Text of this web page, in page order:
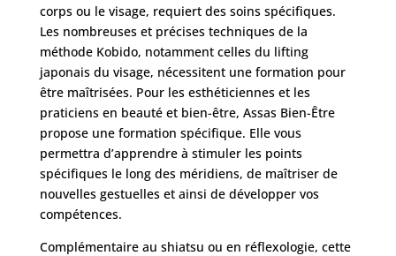
corps ou le visage, requiert des soins spécifiques.
Les nombreuses et précises techniques de la
méthode Kobido, notamment celles du lifting
japonais du visage, nécessitent une formation pour
être maîtrisées. Pour les esthéticiennes et les
praticiens en beauté et bien-être, Assas Bien-Être
propose une formation spécifique. Elle vous
permettra d’apprendre à stimuler les points
spécifiques le long des méridiens, de maîtriser de
nouvelles gestuelles et ainsi de développer vos
compétences.
Complémentaire au shiatsu ou en réflexologie, cette